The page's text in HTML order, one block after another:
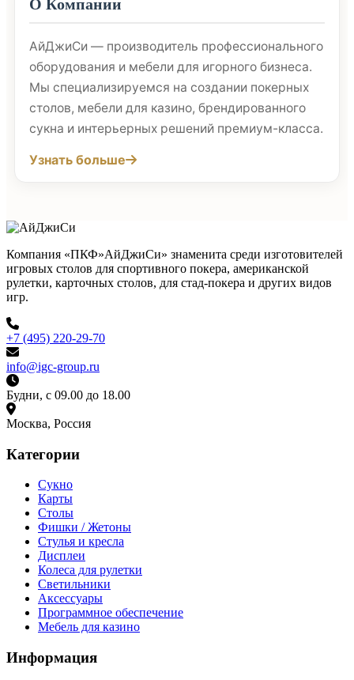
АйДжиСи — производитель профессионального
оборудования и мебели для игорного бизнеса.
Мы специализируемся на создании покерных
столов, мебели для казино, брендированного
сукна и интерьерных решений премиум-класса.
Узнать больше
Компания «ПКФ»АйДжиСи» знаменита среди изготовителей
игровых столов для спортивного покера, американской
рулетки, карточных столов, для стад-покера и других видов
игр.
+7 (495) 220-29-70
info@igc-group.ru
Будни, с 09.00 до 18.00
Москва, Россия
Категории
Сукно
Карты
Столы
Фишки / Жетоны
Стулья и кресла
Дисплеи
Колеса для рулетки
Светильники
Аксессуары
Программное обеспечение
Мебель для казино
Информация